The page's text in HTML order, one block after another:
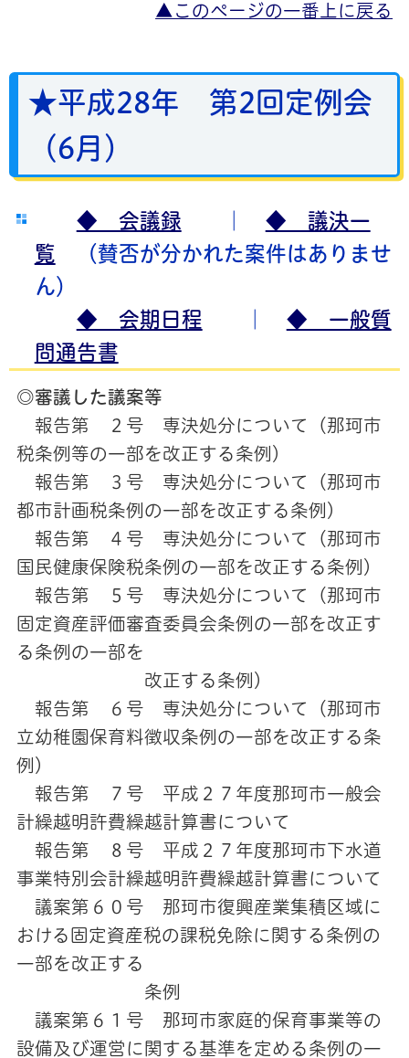
▲このページの一番上に戻る
★平成28年 第2回定例会
（6月）
◆ 会議録
◆ 議決一
覧 （賛否が分かれた案件はありませ
ん）
◆ 会期日程
◆ 一般質
問通告書
◎審議した議案等
報告第 ２号 専決処分について（那珂市
税条例等の一部を改正する条例）
報告第 ３号 専決処分について（那珂市
都市計画税条例の一部を改正する条例）
報告第 ４号 専決処分について（那珂市
国民健康保険税条例の一部を改正する条例）
報告第 ５号 専決処分について（那珂市
固定資産評価審査委員会条例の一部を改正す
る条例の一部を
改正する条例）
報告第 ６号 専決処分について（那珂市
立幼稚園保育料徴収条例の一部を改正する条
例）
報告第 ７号 平成２７年度那珂市一般会
計繰越明許費繰越計算書について
報告第 ８号 平成２７年度那珂市下水道
事業特別会計繰越明許費繰越計算書について
議案第６０号 那珂市復興産業集積区域に
おける固定資産税の課税免除に関する条例の
一部を改正する
条例
議案第６１号 那珂市家庭的保育事業等の
設備及び運営に関する基準を定める条例の一